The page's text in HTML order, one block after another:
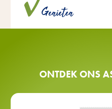
Genieten
zonder
ONTDEK ONS